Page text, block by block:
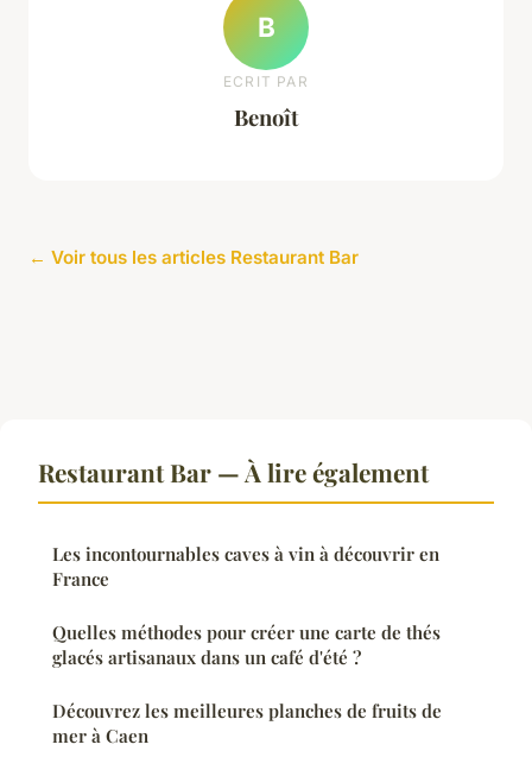
B
ECRIT PAR
Benoît
← Voir tous les articles Restaurant Bar
Restaurant Bar — À lire également
Les incontournables caves à vin à découvrir en
France
Quelles méthodes pour créer une carte de thés
glacés artisanaux dans un café d'été ?
Découvrez les meilleures planches de fruits de
mer à Caen